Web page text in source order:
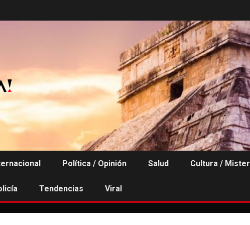
Política / Opinión Salud Cultura /
Tendencias Viral